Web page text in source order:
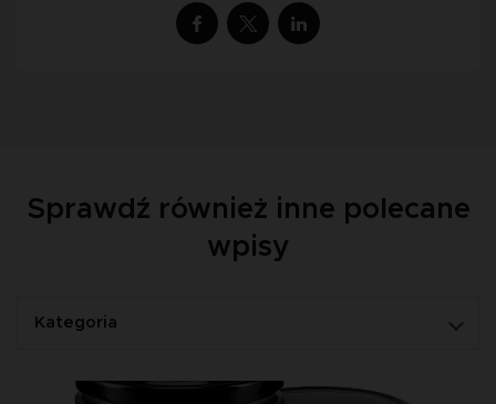
Sprawdź również inne polecane
wpisy
Kategoria